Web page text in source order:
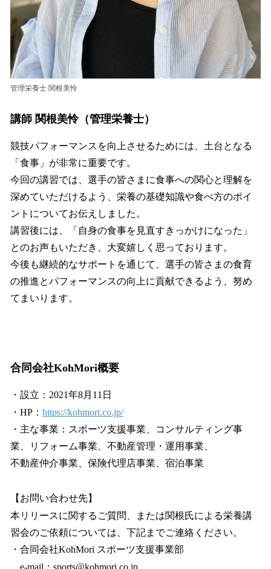
管理栄養士 関根美怜
講師 関根美怜（管理栄養士）
競技パフォーマンスを向上させるためには、土台となる
「食事」が非常に重要です。
今回の講習では、選手の皆さまに食事への関心と理解を
深めていただけるよう、栄養の基礎知識や食べ方のポイ
ントについてお伝えしました。
講習後には、「自身の食事を見直すきっかけになった」
とのお声もいただき、大変嬉しく思っております。
今後も継続的なサポートを通じて、選手の皆さまの食育
の推進とパフォーマンスの向上に貢献できるよう、努め
てまいります。
合同会社KohMori概要
・設立：2021年8月11日
・HP： https://kohmori.co.jp/
・主な事業：スポーツ支援事業、コンサルティング事
業、リフォーム事業、不動産管理・運用事業、
不動産仲介事業、保険代理店事業、宿泊事業
【お問い合わせ先】
本リリースに関するご質問、または関根氏による栄養講
習会のご依頼については、下記までご連絡ください。
・合同会社KohMori スポーツ支援事業部
e-mail：sports@kohmori.co.jp